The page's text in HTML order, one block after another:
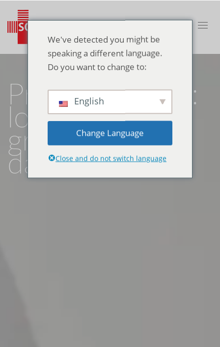
Prise de poids :
lorsque la
graisse se loge
dans le ventre
We've detected you might be
speaking a different language.
Do you want to change to:
English
Change Language
Close and do not switch language